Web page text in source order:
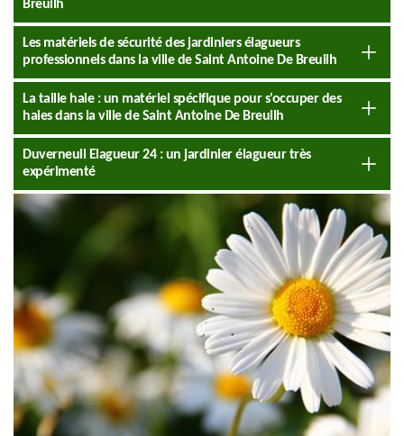
Breuilh
Les matériels de sécurité des jardiniers élagueurs
professionnels dans la ville de Saint Antoine De Breuilh
La taille haie : un matériel spécifique pour s'occuper des
haies dans la ville de Saint Antoine De Breuilh
Duverneuil Elagueur 24 : un jardinier élagueur très
expérimenté